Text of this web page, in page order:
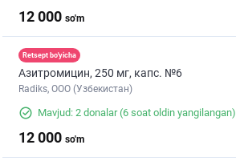
12 000 so'm
Retsept bo'yicha
Азитромицин, 250 мг, капс. №6
Radiks, ООО (Узбекистан)
Mavjud: 2 donalar(6 soat oldin yangilangan)
12 000 so'm